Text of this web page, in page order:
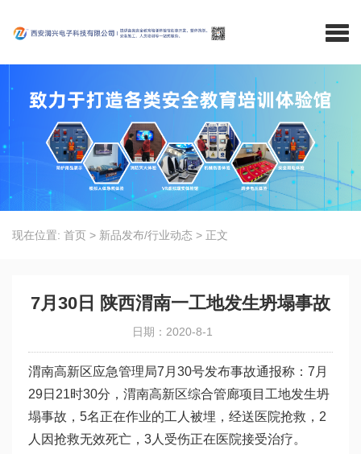
现在位置: 首页 > 新品发布/行业动态 > 正文
7月30日 陕西渭南一工地发生坍塌事故
日期：2020-8-1
渭南高新区应急管理局7月30号发布事故通报称：7月
29日21时30分，渭南高新区综合管廊项目工地发生坍
塌事故，5名正在作业的工人被埋，经送医院抢救，2
人因抢救无效死亡，3人受伤正在医院接受治疗。